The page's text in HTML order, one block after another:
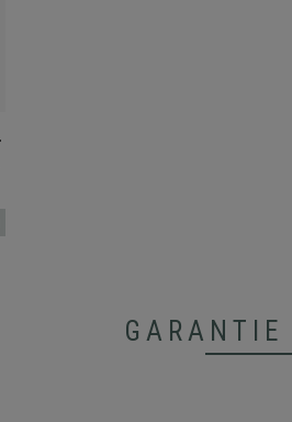
GARANTIE